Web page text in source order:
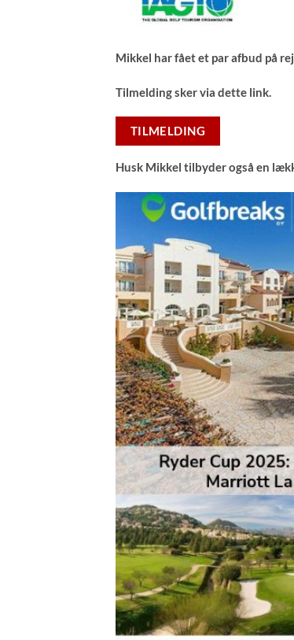
Mikkel har fået et par afbud på
Tilmelding sker via dette link.
TILMELDING
Husk Mikkel tilbyder også en